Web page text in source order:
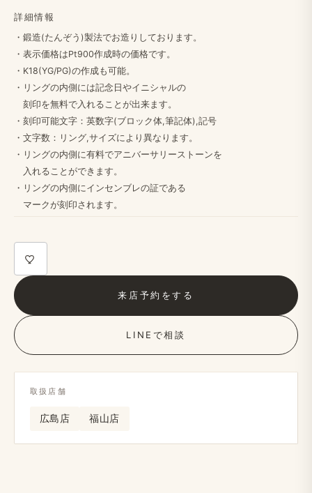
取扱店舗
広島店 福山店
詳細情報
・鍛造(たんぞう​)製法で​お造りしております。
・​表示価格は​Pt900作成時の​価格です。
・K18(YG/PG)の​作成も​可能。
・リングの​内側には​記念日や​イニシャルの
刻印を​無料で​入れる​ことが​出来ます。
・​刻印可能文字：英数字(ブロック体,筆記体),記号
・文字数：リング,サイズに​より​異なります。
・リングの​内側に​有料で​アニバーサリーストーンを
入れる​ことができます。
・リングの​内側に​インセンブレの​証である
マークが​刻印されます。​
来店予約を​する
LINEで​相談